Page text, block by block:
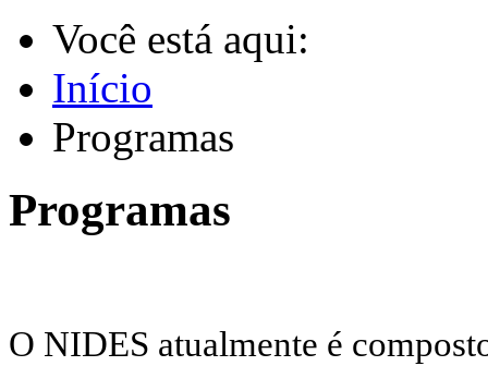
Você está aqui:
Início
Programas
Programas
O NIDES atualmente é